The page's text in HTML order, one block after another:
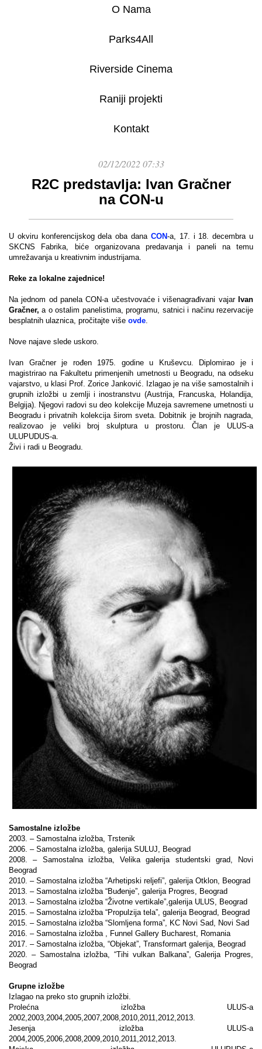
O Nama
Parks4All
Riverside Cinema
Raniji projekti
Kontakt
02/12/2022 07:33
R2C predstavlja: Ivan Gračner
na CON-u
U okviru konferencijskog dela oba dana CON-a, 17. i 18. decembra u
SKCNS Fabrika, biće organizovana predavanja i paneli na temu
umrežavanja u kreativnim industrijama.
Reke za lokalne zajednice!
Na jednom od panela CON-a učestvovaće i višenagrađivani vajar Ivan
Gračner, a o ostalim panelistima, programu, satnici i načinu rezervacije
besplatnih ulaznica, pročitajte više ovde
Nove najave slede uskoro.
Ivan Gračner je rođen 1975. godine u Kruševcu. Diplomirao je i
magistrirao na Fakultetu primenjenih umetnosti u Beogradu, na odseku
vajarstvo, u klasi Prof. Zorice Janković. Izlagao je na više samostalnih i
grupnih izložbi u zemlji i inostranstvu (Austrija, Francuska, Holandija,
Belgija). Njegovi radovi su deo kolekcije Muzeja savremene umetnosti u
Beogradu i privatnih kolekcija širom sveta. Dobitnik je brojnih nagrada,
realizovao je veliki broj skulptura u prostoru. Član je ULUS-a
ULUPUDUS-a.
Živi i radi u Beogradu.
Samostalne izložbe
2003. – Samostalna izložba, Trstenik
2006. – Samostalna izložba, galerija SULUJ, Beograd
2008.– Samostalna izložba, Velika galerija studentski grad, Novi
Beograd
2010. – Samostalna izložba “Arhetipski reljefi”, galerija Otklon, Beograd
2013. – Samostalna izložba “Buđenje”, galerija Progres, Beograd
2013. – Samostalna izložba “Životne vertikale”,galerija ULUS, Beograd
2015. – Samostalna izložba “Propulzija tela”, galerija Beograd, Beograd
2015. – Samostalna izložba “Slomljena forma”, KC Novi Sad, Novi Sad
2016. – Samostalna izložba , Funnel Gallery Bucharest, Romania
2017. – Samostalna izložba, “Objekat”, Transformart galerija, Beograd
2020. – Samostalna izložba, “Tihi vulkan Balkana”, Galerija Progres,
Beograd
Grupne izložbe
Izlagao na preko sto grupnih izložbi.
Prolećna izložba ULUS-a
2002,2003,2004,2005,2007,2008,2010,2011,2012,2013.
Jesenja izložba ULUS-a
2004,2005,2006,2008,2009,2010,2011,2012,2013.